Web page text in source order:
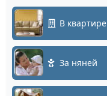
В квартире
За няней